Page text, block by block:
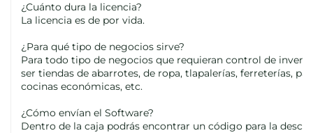
¿Cuánto dura la licencia?
La licencia es de por vida.
¿Para qué tipo de negocios sirve?
Para todo tipo de negocios que requieran control de
ser tiendas de abarrotes, de ropa, tlapalerías, ferreterías,
cocinas económicas, etc.
¿Cómo envían el Software?
Dentro de la caja podrás encontrar un código para la